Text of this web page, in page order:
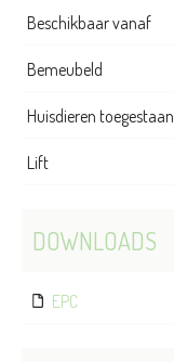
Beschikbaar vanaf
Bemeubeld
Huisdieren toegestaan
Lift
DOWNLOADS
EPC